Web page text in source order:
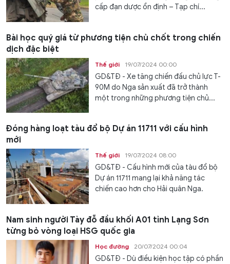
cấp đạn dược ổn định – Tạp chí...
Bài học quý giá từ phương tiện chủ chốt trong chiến
dịch đặc biệt
Thế giới 19/07/2024 00:00
GD&TĐ - Xe tăng chiến đấu chủ lực T-
90M do Nga sản xuất đã trở thành
một trong những phương tiện chủ...
Đóng hàng loạt tàu đổ bộ Dự án 11711 với cấu hình
mới
Thế giới 19/07/2024 08:00
GD&TĐ - Cấu hình mới của tàu đổ bộ
Dự án 11711 mang lại khả năng tác
chiến cao hơn cho Hải quân Nga.
Nam sinh người Tày đỗ đầu khối A01 tỉnh Lạng Sơn
từng bỏ vòng loại HSG quốc gia
Học đường 20/07/2024 00:04
GD&TĐ - Dù điều kiện học tập có phần